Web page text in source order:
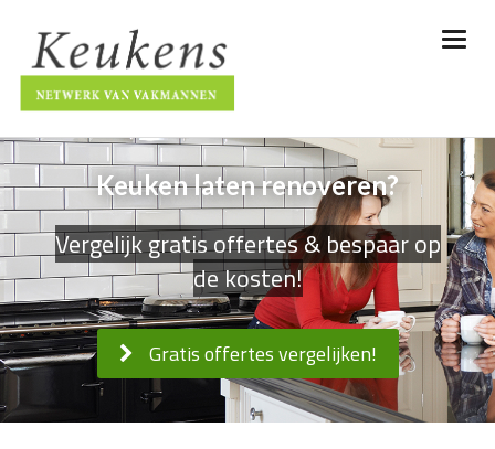
Keuken laten renoveren?
Vergelijk gratis offertes & bespaar op
de kosten!
Gratis offertes vergelijken!